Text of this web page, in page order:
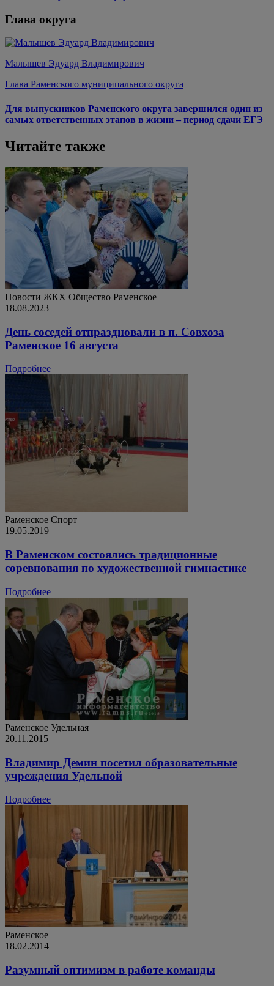
Глава округа
Малышев Эдуард Владимирович
Глава Раменского муниципального округа
Для выпускников Раменского округа завершился один из
самых ответственных этапов в жизни – период сдачи ЕГЭ
Читайте также
Новости ЖКХ Общество Раменское
18.08.2023
День соседей отпраздновали в п. Совхоза
Раменское 16 августа
Подробнее
Раменское Спорт
19.05.2019
В Раменском состоялись традиционные
соревнования по художественной гимнастике
Подробнее
Раменское Удельная
20.11.2015
Владимир Демин посетил образовательные
учреждения Удельной
Подробнее
Раменское
18.02.2014
Разумный оптимизм в работе команды